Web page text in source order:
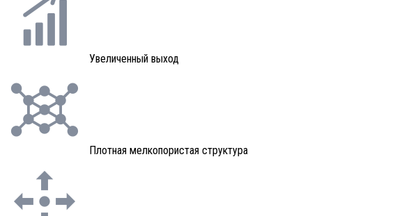
Увеличенный выход
Плотная мелкопористая структура